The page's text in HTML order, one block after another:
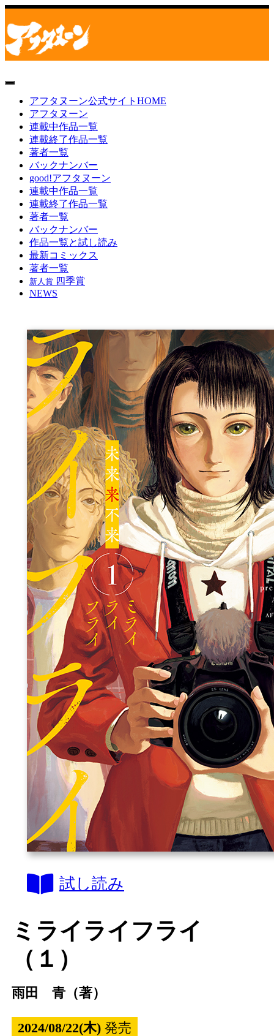
toggle
navigationアフタヌーン公式サイトHOME
アフタヌーン
連載中作品一覧
連載終了作品一覧
著者一覧
バックナンバー
good!アフタヌーン
連載中作品一覧
連載終了作品一覧
著者一覧
バックナンバー
作品一覧と試し読み
最新コミックス
著者一覧
新人賞 四季賞
NEWS
試し読み
ミライライフライ
（１）
雨田 青（著）
2024/08/22(木)発売